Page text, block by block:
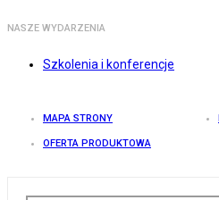
NASZE WYDARZENIA
Szkolenia i konferencje
MAPA STRONY
OFERTA PRODUKTOWA